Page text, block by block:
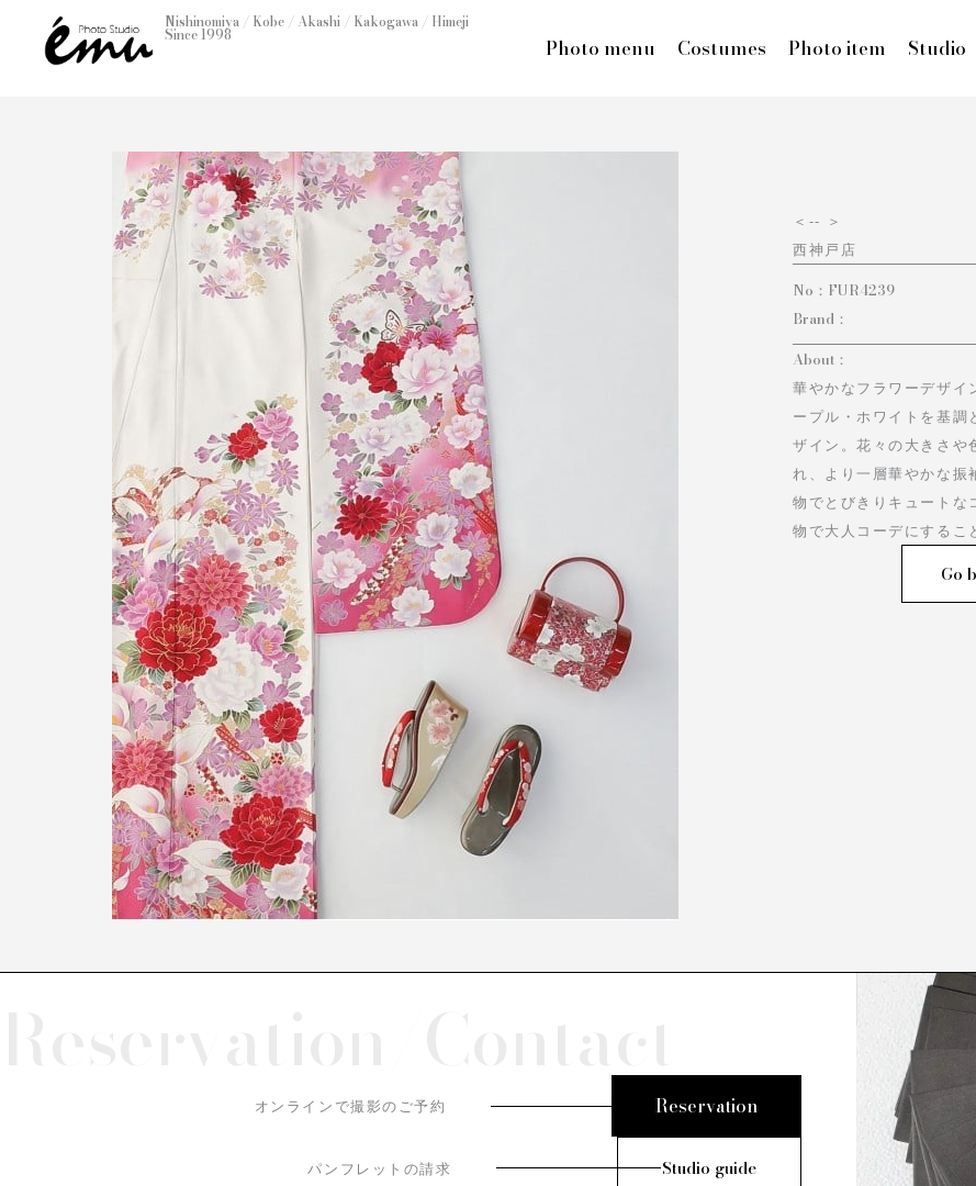
Nishinomiya / Kobe / Akashi / Kakogawa / Himeji
Since 1998 Photo menu Costumes Photo item Studio
＜ -- ＞
西神戸店
No： FUR4239
Brand：
About：
華やかなフラワーデザイ
ープル・ホワイトを基
ザイン。花々の大きさや
れ、より一層華やかな振
物でとびきりキュートな
物で大人コーデにするこ
Go
オンラインで撮影のご予約 Reservation
パンフレットの請求 Studio guide